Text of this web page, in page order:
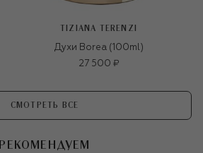
TIZIANA TERENZI
Духи Borea (100ml)
27 500 ₽
СМОТРЕТЬ ВСЕ
РЕКОМЕНДУЕМ